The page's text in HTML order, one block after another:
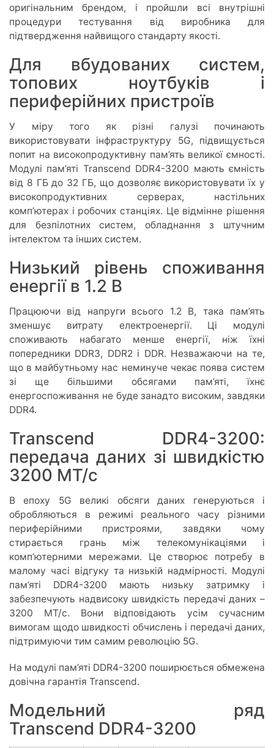
оригінальним брендом, і пройшли всі внутрішні
процедури тестування від виробника для
підтвердження найвищого стандарту якості.
Для вбудованих систем,
топових ноутбуків і
периферійних пристроїв
У міру того як різні галузі починають
використовувати інфраструктуру 5G, підвищується
попит на високопродуктивну пам’ять великої ємності.
Модулі пам’яті Transcend DDR4-3200 мають ємність
від 8 ГБ до 32 ГБ, що дозволяє використовувати їх у
високопродуктивних серверах, настільних
комп’ютерах і робочих станціях. Це відмінне рішення
для безпілотних систем, обладнання з штучним
інтелектом та інших систем.
Низький рівень споживання
енергії в 1.2 В
Працюючи від напруги всього 1.2 В, така пам’ять
зменшує витрату електроенергії. Ці модулі
споживають набагато менше енергії, ніж їхні
попередники DDR3, DDR2 і DDR. Незважаючи на те,
що в майбутньому нас неминуче чекає поява систем
зі ще більшими обсягами пам’яті, їхнє
енергоспоживання не буде занадто високим, завдяки
DDR4.
Transcend DDR4-3200:
передача даних зі швидкістю
3200 МТ/с
В епоху 5G великі обсяги даних генеруються і
обробляються в режимі реального часу різними
периферійними пристроями, завдяки чому
стирається грань між телекомунікаціями і
комп’ютерними мережами. Це створює потребу в
малому часі відгуку та низькій надмірності. Модулі
пам’яті DDR4-3200 мають низьку затримку і
забезпечують надвисоку швидкість передачі даних –
3200 МТ/с. Вони відповідають усім сучасним
вимогам щодо швидкості обчислень і передачі даних,
підтримуючи тим самим революцію 5G.
На модулі пам’яті DDR4-3200 поширюється обмежена
довічна гарантія Transcend.
Модельний ряд
Transcend DDR4-3200